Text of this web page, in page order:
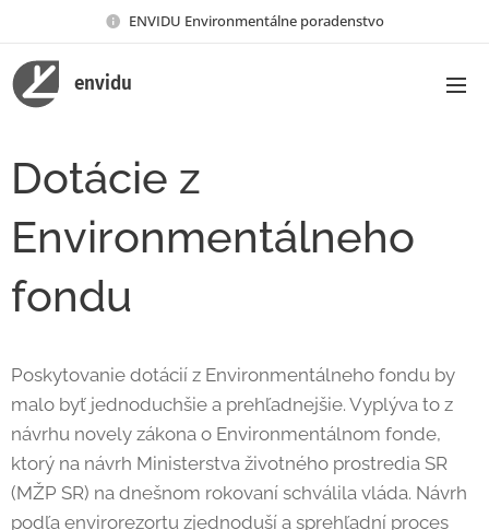
ENVIDU Environmentálne poradenstvo
envidu
Dotácie z
Environmentálneho
fondu
Poskytovanie dotácií z Environmentálneho fondu by
malo byť jednoduchšie a prehľadnejšie. Vyplýva to z
návrhu novely zákona o Environmentálnom fonde,
ktorý na návrh Ministerstva životného prostredia SR
(MŽP SR) na dnešnom rokovaní schválila vláda. Návrh
podľa envirorezortu zjednoduší a sprehľadní proces